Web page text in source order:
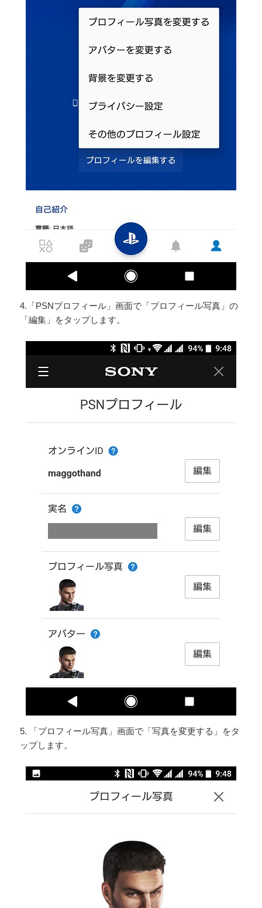
4.「PSNプロフィール」画面で「プロフィール写真」の
「編集」をタップします。
5. 「プロフィール写真」画面で「写真を変更する」をタ
ップします。